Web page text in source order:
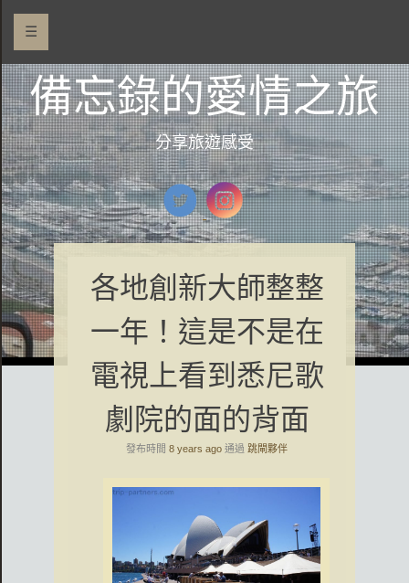
☰
備忘錄的愛情之旅
分享旅遊感受
各地創新大師整整
一年！這是不是在
電視上看到悉尼歌
劇院的面的背面
發布時間 8 years ago 通過 跳閘夥伴